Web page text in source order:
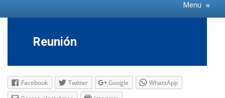
Menu ≡
Reunión
Facebook Twitter Google
WhatsApp